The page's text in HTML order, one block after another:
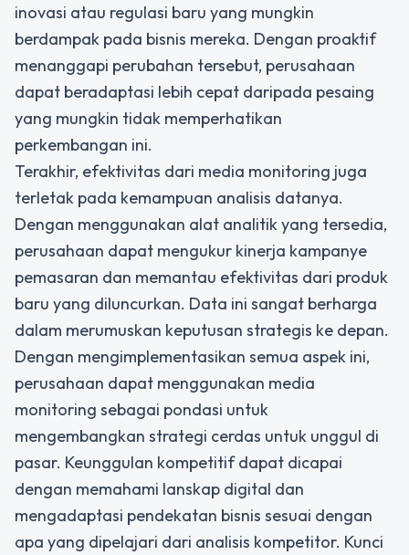
inovasi atau regulasi baru yang mungkin
berdampak pada bisnis mereka. Dengan proaktif
menanggapi perubahan tersebut, perusahaan
dapat beradaptasi lebih cepat daripada pesaing
yang mungkin tidak memperhatikan
perkembangan ini.
Terakhir, efektivitas dari media monitoring juga
terletak pada kemampuan analisis datanya.
Dengan menggunakan alat analitik yang tersedia,
perusahaan dapat mengukur kinerja kampanye
pemasaran dan memantau efektivitas dari produk
baru yang diluncurkan. Data ini sangat berharga
dalam merumuskan keputusan strategis ke depan.
Dengan mengimplementasikan semua aspek ini,
perusahaan dapat menggunakan media
monitoring sebagai pondasi untuk
mengembangkan strategi cerdas untuk unggul di
pasar. Keunggulan kompetitif dapat dicapai
dengan memahami lanskap digital dan
mengadaptasi pendekatan bisnis sesuai dengan
apa yang dipelajari dari analisis kompetitor. Kunci